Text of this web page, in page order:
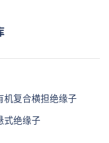
机复合横担绝缘子
式绝缘子